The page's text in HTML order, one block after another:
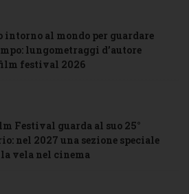
intorno al mondo per guardare
lungometraggi d’autore
festival 2026
Festival guarda al suo 25°
nel 2027 una sezione speciale
vela nel cinema